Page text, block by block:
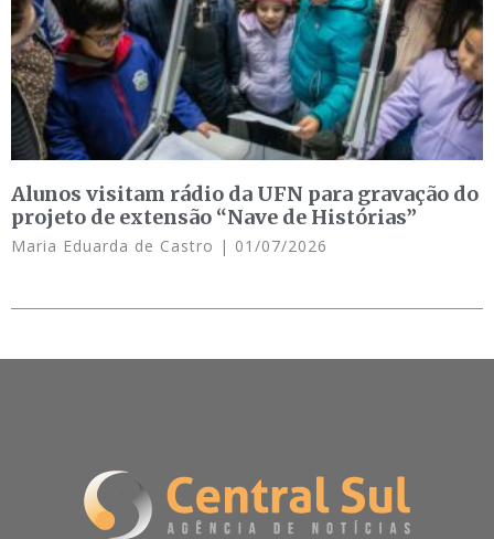
Alunos visitam rádio da UFN para gravação do
projeto de extensão “Nave de Histórias”
Maria Eduarda de Castro 01/07/2026